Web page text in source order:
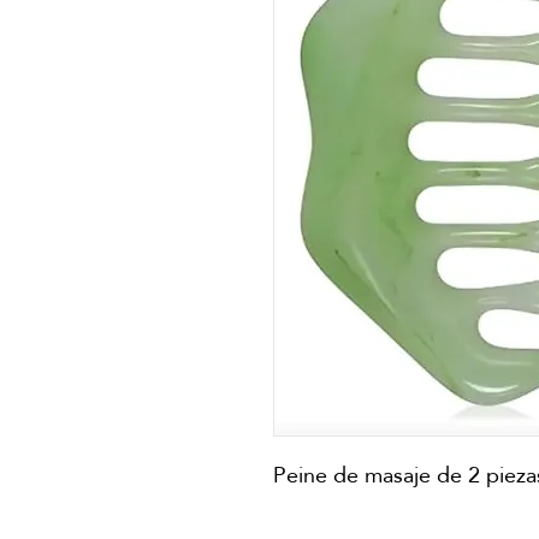
Peine de masaje de 2